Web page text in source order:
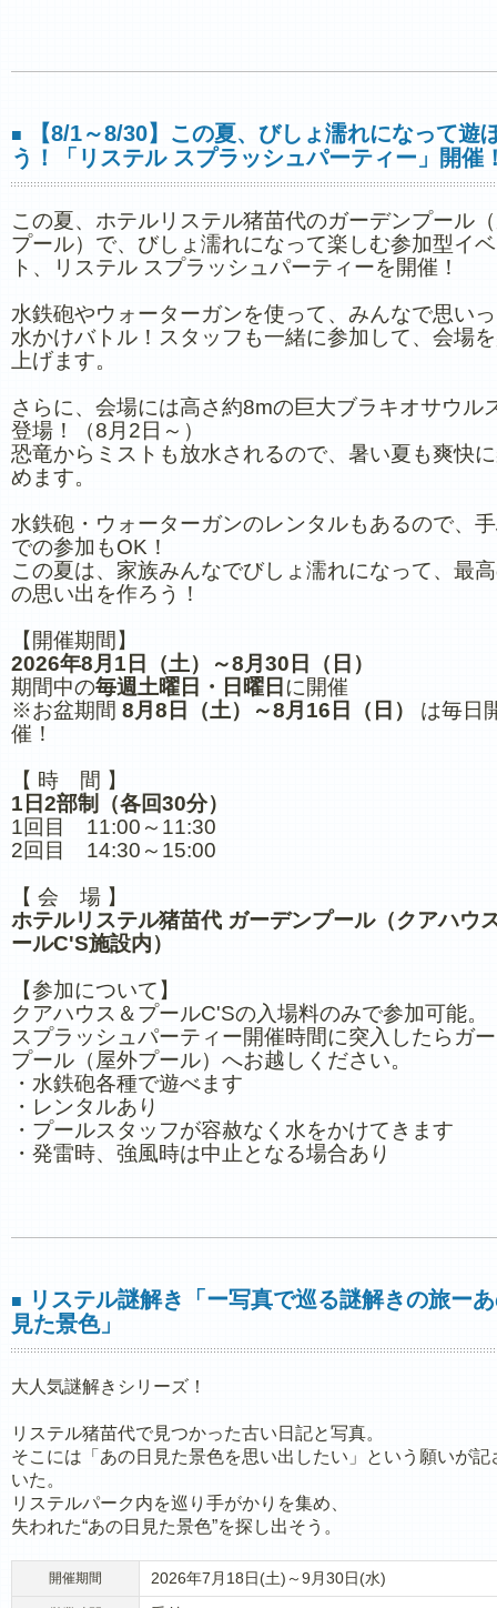
■
【8/1～8/30】この夏、びしょ濡れになって遊
う！「リステル スプラッシュパーティー」開催
この夏、ホテルリステル猪苗代のガーデンプール
プール）で、びしょ濡れになって楽しむ参加型イ
ト、リステル スプラッシュパーティーを開催！
水鉄砲やウォーターガンを使って、みんなで思い
水かけバトル！スタッフも一緒に参加して、会場
上げます。
さらに、会場には高さ約8mの巨大ブラキオサウル
登場！（8月2日～）
恐竜からミストも放水されるので、暑い夏も爽快
めます。
水鉄砲・ウォーターガンのレンタルもあるので、
での参加もOK！
この夏は、家族みんなでびしょ濡れになって、最
の思い出を作ろう！
【開催期間】
2026年8月1日（土）～8月30日（日）
期間中の毎週土曜日・日曜日 に開催
※お盆期間 8月8日（土）～8月16日（日）
は毎日
催！
【 時 間 】
1日2部制（各回30分）
1回目 11:00～11:30
2回目 14:30～15:00
【 会 場 】
ホテルリステル猪苗代 ガーデンプール（クアハウ
ールC'S施設内）
【参加について】
クアハウス＆プールC'Sの入場料のみで参加可能。
スプラッシュパーティー開催時間に突入したらガ
プール（屋外プール）へお越しください。
・水鉄砲各種で遊べます
・レンタルあり
・プールスタッフが容赦なく水をかけてきます
・発雷時、強風時は中止となる場合あり
■
リステル謎解き「ー写真で巡る謎解きの旅ー
見た景色」
大人気謎解きシリーズ！
リステル猪苗代で見つかった古い日記と写真。
そこには「あの日見た景色を思い出したい」という願いが記
いた。
リステルパーク内を巡り手がかりを集め、
失われた“あの日見た景色”を探し出そう。
開催期間 2026年7月18日(土)～9月30日(水)